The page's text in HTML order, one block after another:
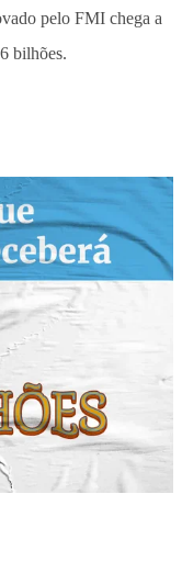
pelo FMI chega a
bilhões.